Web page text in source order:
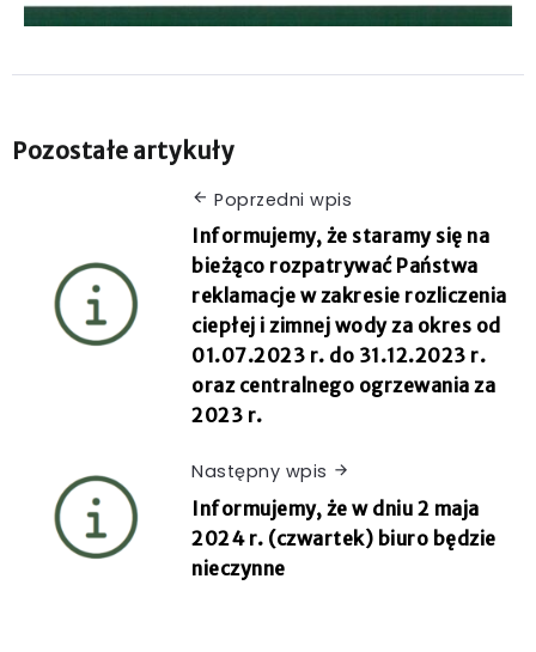
Pozostałe artykuły
Poprzedni wpis
Informujemy, że staramy się na
bieżąco rozpatrywać Państwa
reklamacje w zakresie rozliczenia
ciepłej i zimnej wody za okres od
01.07.2023 r. do 31.12.2023 r.
oraz centralnego ogrzewania za
2023 r.
Następny wpis
Informujemy, że w dniu 2 maja
2024 r. (czwartek) biuro będzie
nieczynne